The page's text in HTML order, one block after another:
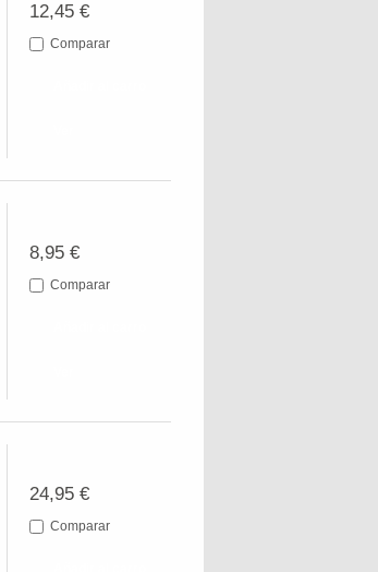
12,45 €
Comparar
8,95 €
Comparar
24,95 €
Comparar